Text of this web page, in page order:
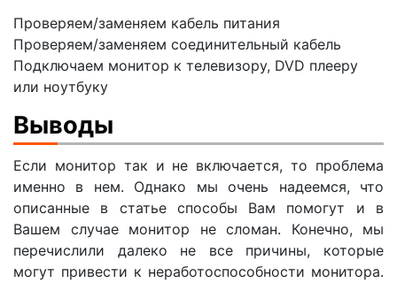
Проверяем/заменяем кабель питания
Проверяем/заменяем соединительный кабель
Подключаем монитор к телевизору, DVD плееру
или ноутбуку
Выводы
Если монитор так и не включается, то проблема
именно в нем. Однако мы очень надеемся, что
описанные в статье способы Вам помогут и в
Вашем случае монитор не сломан. Конечно, мы
перечислили далеко не все причины, которые
могут привести к неработоспособности монитора.